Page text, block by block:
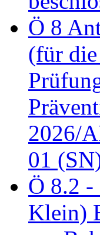
Ö 8
(für
2026/
01
Ö 8.2
Klein)